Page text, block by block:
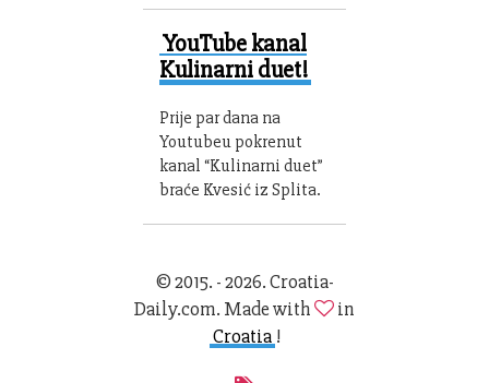
YouTube kanal
Kulinarni duet!
Prije par dana na
Youtubeu pokrenut
kanal “Kulinarni duet”
braće Kvesić iz Splita.
© 2015. - 2026. Croatia-
Daily.com. Made with
in
Croatia !